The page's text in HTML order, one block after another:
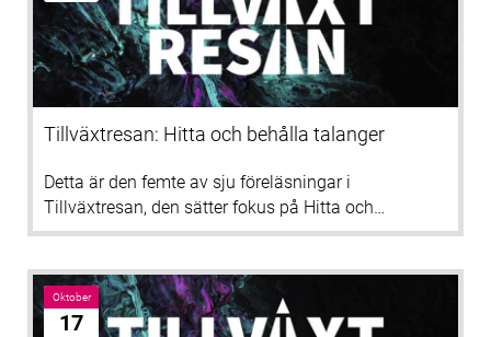
Tillväxtresan: Hitta och behålla talanger
Detta är den femte av sju föreläsningar i
Tillväxtresan, den sätter fokus på Hitta och…
Oktober
17